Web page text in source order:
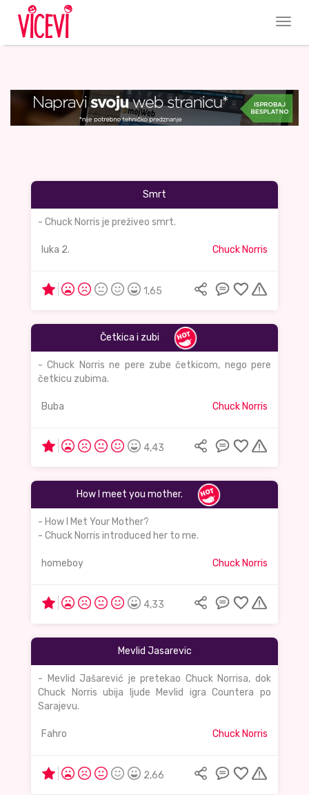
Smrt
- Chuck Norris je preživeo smrt.
luka 2. Chuck Norris
1,65
Četkica i zubi
- Chuck Norris ne pere zube četkicom, nego pere
četkicu zubima.
Buba Chuck Norris
4,43
How I meet you mother.
- How I Met Your Mother?
- Chuck Norris introduced her to me.
homeboy Chuck Norris
4,33
Mevlid Jasarevic
- Mevlid Jašarević je pretekao Chuck Norrisa, dok
Chuck Norris ubija ljude Mevlid igra Countera po
Sarajevu.
Fahro Chuck Norris
2,66